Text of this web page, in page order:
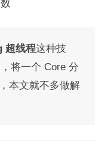
超线程这种技
将一个 Core 分
本文就不多做解